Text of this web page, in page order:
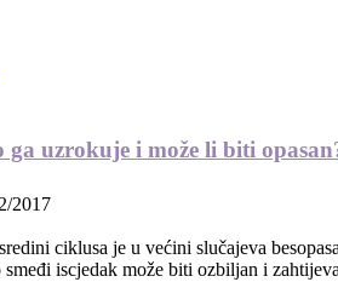
ga uzrokuje i može li biti
2017
ciklusa je u većini slučajeva
iscjedak može biti ozbiljan i